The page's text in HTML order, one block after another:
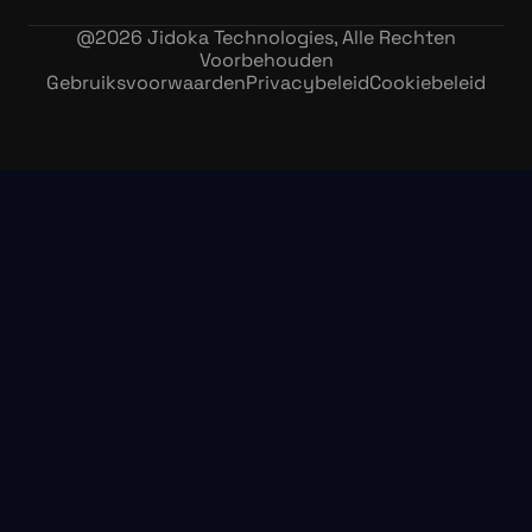
@2026 Jidoka Technologies, Alle Rechten
Voorbehouden
GebruiksvoorwaardenPrivacybeleidCookiebeleid